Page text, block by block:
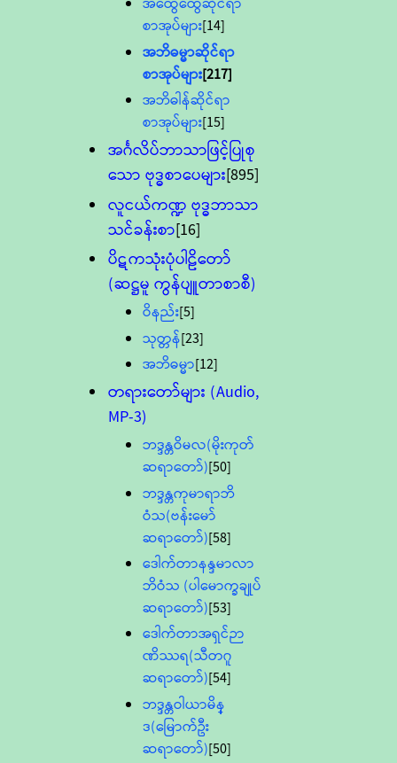
စာအုပ်များ[14]
အဘိဓမ္မာဆိုင်ရာ
စာအုပ်များ[217]
အဘိဓါန်ဆိုင်ရာ
စာအုပ်များ[15]
အင်္ဂလိပ်ဘာသာဖြင့်ပြုစု
သော ဗုဒ္ဓစာပေများ[895]
လူငယ်ကဏ္ဍ ဗုဒ္ဓဘာသာ
သင်ခန်းစာ[16]
ပိဋကသုံးပုံပါဠိတော်
(ဆဋ္ဌမူ ကွန်ပျူတာစာစီ)
ဝိနည်း[5]
သုတ္တန်[23]
အဘိဓမ္မာ[12]
တရားတော်များ (Audio,
MP-3)
ဘဒ္ဒန္တဝိမလ(မိုးကုတ်
ဆရာတော်)[50]
ဘဒ္ဒန္တကုမာရာဘိ
ဝံသ(ဗန်းမော်
ဆရာတော်)[58]
ဒေါက်တာနန္ဒမာလာ
ဘိဝံသ (ပါမောက္ခချုပ်
ဆရာတော်)[53]
ဒေါက်တာအရှင်ဉာ
ဏိဿရ(သီတဂူ
ဆရာတော်)[54]
ဘဒ္ဒန္တဝါယာမိန္
ဒ(မြောက်ဦး
ဆရာတော်)[50]